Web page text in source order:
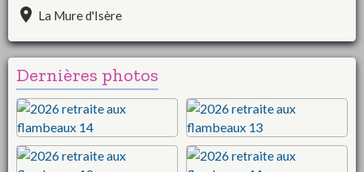
La Mure d'Isère
Dernières photos